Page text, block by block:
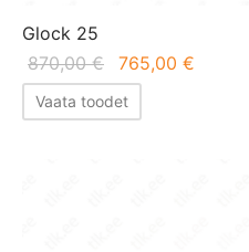
Glock 25
870,00€
Первоначальная
цена
составляла
765,00 €
Vaata toodet